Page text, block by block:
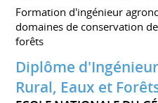
Formation d'ingénieur
domaines de conservation
forêts
Diplôme
Rural, Eaux et